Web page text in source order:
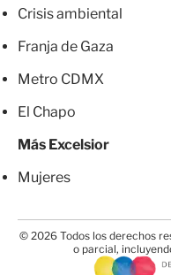
Crisis ambiental
Franja de Gaza
Metro CDMX
El Chapo
Más Excelsior
Mujeres
© 2026 Todos los derechos
o parcial,